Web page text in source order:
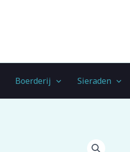
Boerderij Sieraden